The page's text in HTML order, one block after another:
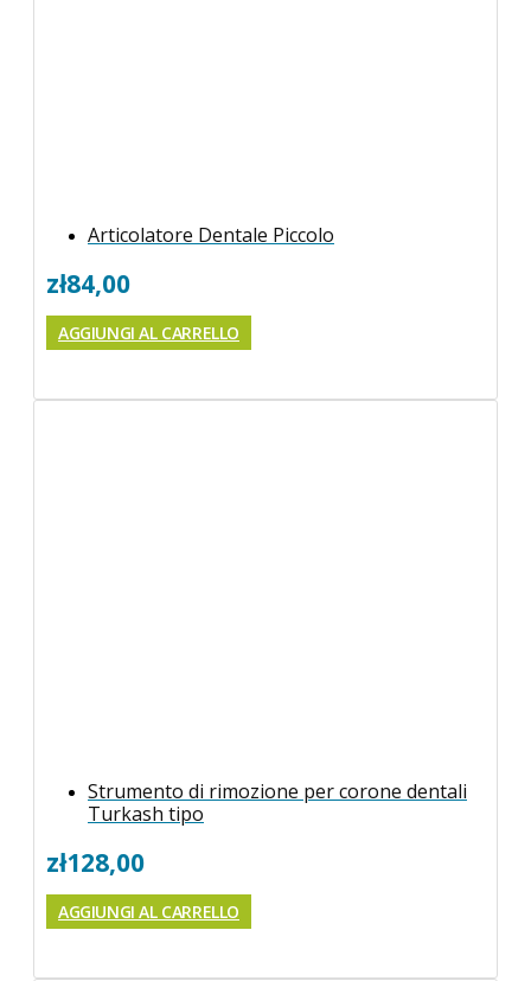
Articolatore Dentale Piccolo
zł84,00
AGGIUNGI AL CARRELLO
Strumento di rimozione per corone dentali
Turkash tipo
zł128,00
AGGIUNGI AL CARRELLO